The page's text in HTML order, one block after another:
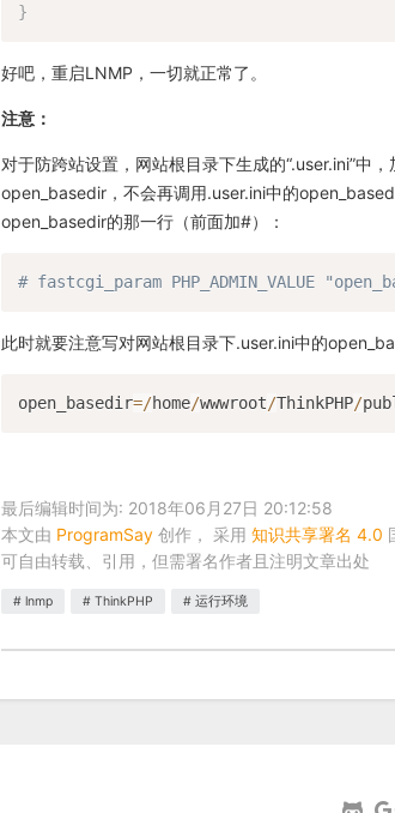
}
好吧，重启LNMP，一切就正常了。
注意：
对于防跨站设置，网站根目录下生成的“.user.ini”中
open_basedir，不会再调用.user.ini中的
open_basedir的那一行（前面加#）：
# fastcgi_param PHP_ADMIN_VALUE
此时就要注意写对网站根目录下.user.ini中的
open_basedir=/home/wwwroot/ThinkPHP/
最后编辑时间为: 2018年06月27日 20:12:58
本文由 ProgramSay创作， 采用 知识共享署名 4.0
可自由转载、引用，但需署名作者且注明文章出处
lnmp ThinkPHP 运行环境